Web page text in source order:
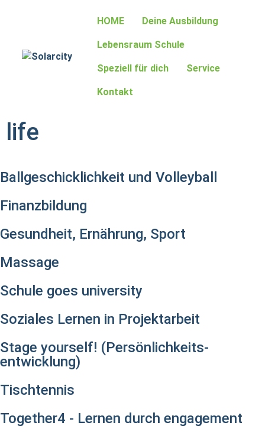
HOME Deine Ausbildung
Lebensraum Schule
Speziell für dich Service
Kontakt
life
Ballgeschicklichkeit und Volleyball
Finanzbildung
Gesundheit, Ernährung, Sport
Massage
Schule goes university
Soziales Lernen in Projektarbeit
Stage yourself! (Persönlichkeits-
entwicklung)
Tischtennis
Together4 - Lernen durch engagement